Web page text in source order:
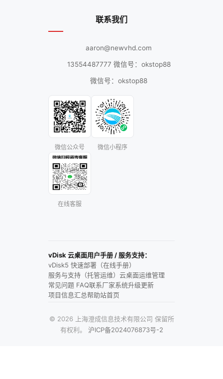
联系我们
aaron@newvhd.com
13554487777 微信号：okstop88
微信号：okstop88
微信公众号 微信小程序
在线客服
vDisk 云桌面用户手册 / 服务支持：
vDisk5 快速部署（在线手册）
服务与支持（托管运维）云桌面运维管理
常见问题 FAQ联系厂家系统升级更新
项目信息汇总帮助站首页
© 2026 上海澄成信息技术有限公司 保留所
有权利。 沪ICP备2024076873号-2